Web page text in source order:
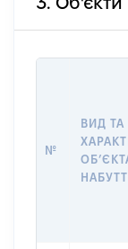
№
ВИД ТА